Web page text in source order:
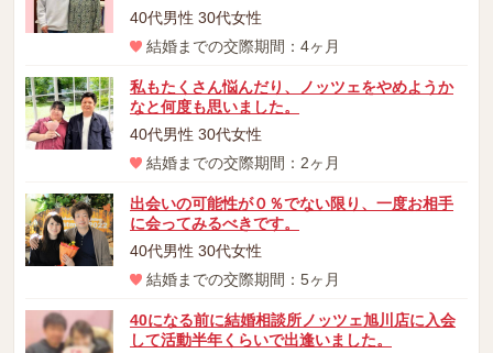
40代男性 30代女性
結婚までの交際期間：4ヶ月
私もたくさん悩んだり、ノッツェをやめようか
なと何度も思いました。
40代男性 30代女性
結婚までの交際期間：2ヶ月
出会いの可能性が０％でない限り、一度お相手
に会ってみるべきです。
40代男性 30代女性
結婚までの交際期間：5ヶ月
40になる前に結婚相談所ノッツェ旭川店に入会
して活動半年くらいで出逢いました。